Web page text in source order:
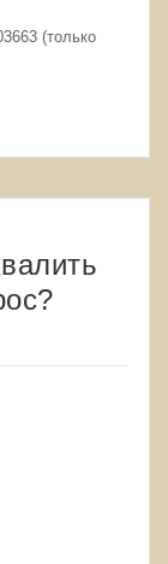
(только